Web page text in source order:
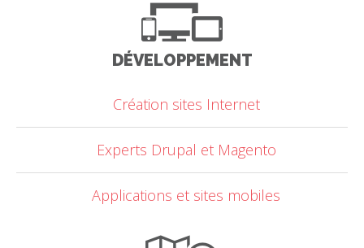
DÉVELOPPEMENT
Création sites Internet
Experts Drupal et Magento
Applications et sites mobiles